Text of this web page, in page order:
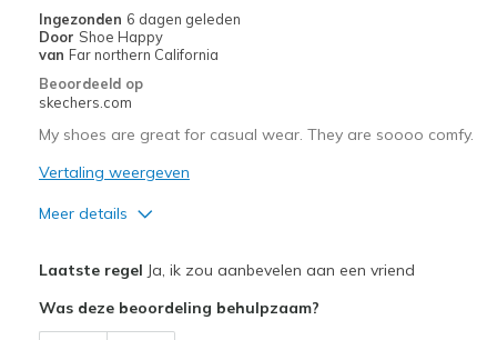
Width
Feels true to width
Sizing
Ingezonden 6 dagen geleden
Door Shoe Happy
van Far northern California
Beoordeeld op
skechers.com
My shoes are great for casual wear. They are soooo comfy.
Vertaling weergeven
Meer details
Breathe Well
Laatste regel Ja, ik zou aanbevelen aan een vriend
Was deze beoordeling behulpzaam?